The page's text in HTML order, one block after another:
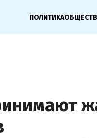
ПОЛИТИКА